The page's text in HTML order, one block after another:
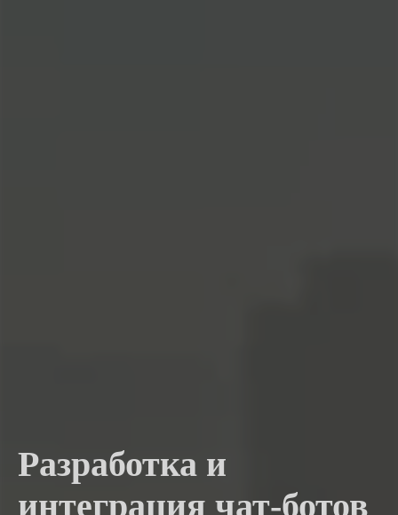
Разработка и
интеграция чат-ботов